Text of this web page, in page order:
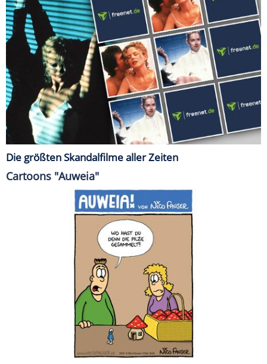
Die größten Skandalfilme aller Zeiten
Cartoons "Auweia"